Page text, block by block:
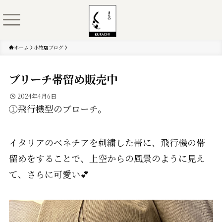
ホーム 小牧店ブログ
ブリーチ帯留め販売中
2024年4月6日
①飛行機型のブローチ。
イタリアのベネチアを刺繍した帯に、飛行機の帯
留めをすることで、上空からの風景のように見え
て、さらに可愛い💕